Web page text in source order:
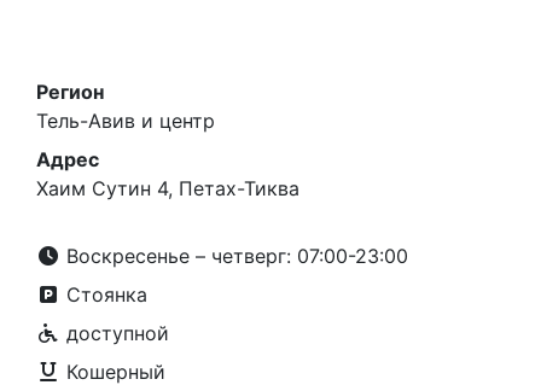
Регион
Тель-Авив и центр
Адрес
Хаим Сутин 4, Петах-Тиква
Воскресенье – четверг: 07:00-23:00
Стоянка
доступной
Кошерный